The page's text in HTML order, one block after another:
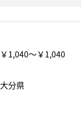
￥1,040〜￥1,040
大分県